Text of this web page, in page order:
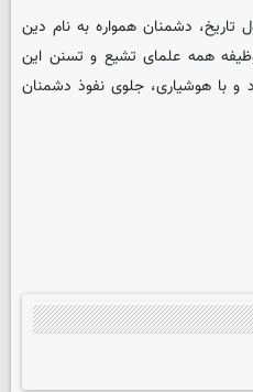
دشمنان همواره به نام دین
وظیفه همه علمای تشیع و تسنن این
و با هوشیاری، جلوی نفوذ دشمنان